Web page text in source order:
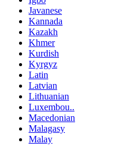
Javanese
Kannada
Kazakh
Khmer
Kurdish
Kyrgyz
Latin
Latvian
Lithuanian
Luxembou..
Macedonian
Malagasy
Malay